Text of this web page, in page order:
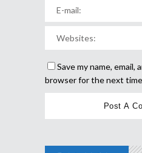
Save my name, email,
browser for the next